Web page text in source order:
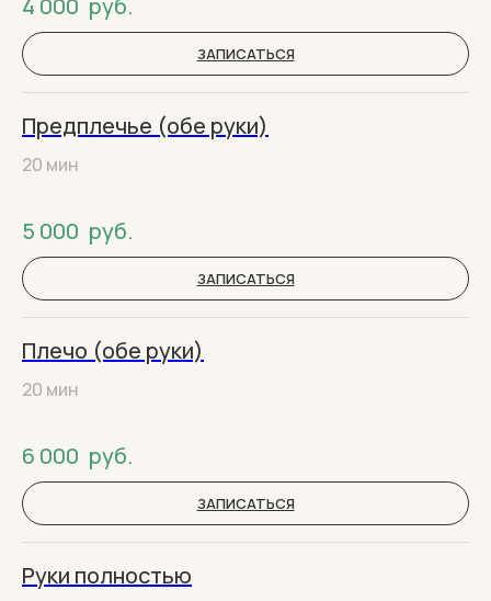
4 000 руб.
ЗАПИСАТЬСЯ
Предплечье (обе руки)
20 мин
5 000 руб.
ЗАПИСАТЬСЯ
Плечо (обе руки)
20 мин
6 000 руб.
ЗАПИСАТЬСЯ
Руки полностью